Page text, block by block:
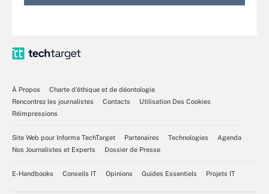
À Propos
Charte d’éthique et de déontologie
Rencontrez les journalistes
Contacts
Utilisation Des Cookies
Réimpressions
Site Web pour Informa TechTarget Partenaires Technologies
Agenda
Nos Journalistes et Experts
Dossier de Presse
E-Handbooks Conseils IT Opinions Guides Essentiels Projets IT